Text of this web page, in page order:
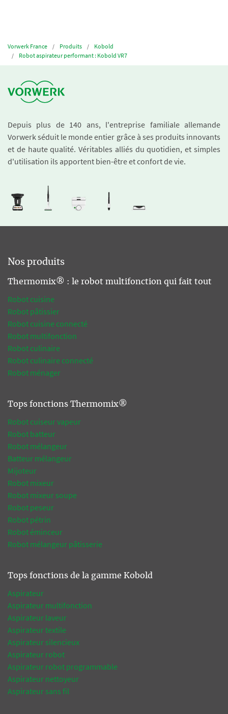
Vorwerk France Produits
Kobold
Robot aspirateur performant : Kobold VR7
Depuis plus de 140 ans, l'entreprise familiale allemande
Vorwerk séduit le monde entier grâce à ses produits innovants
et de haute qualité. Véritables alliés du quotidien, et simples
d'utilisation ils apportent bien-être et confort de vie.
Nos produits
Thermomix® : le robot multifonction qui fait tout
Robot cuisine
Robot pâtissier
Robot cuisine connecté
Robot multifonction
Robot culinaire
Robot culinaire connecté
Robot ménager
Tops fonctions Thermomix®
Robot cuiseur vapeur
Robot batteur
Robot mélangeur
Batteur mélangeur
Mijoteur
Robot mixeur
Robot mixeur soupe
Robot peseur
Robot pétrin
Robot éminceur
Robot mélangeur pâtisserie
Tops fonctions de la gamme Kobold
Aspirateur
Aspirateur multifonction
Aspirateur laveur
Aspirateur textile
Aspirateur silencieux
Aspirateur robot
Aspirateur robot programmable
Aspirateur nettoyeur
Aspirateur sans fil